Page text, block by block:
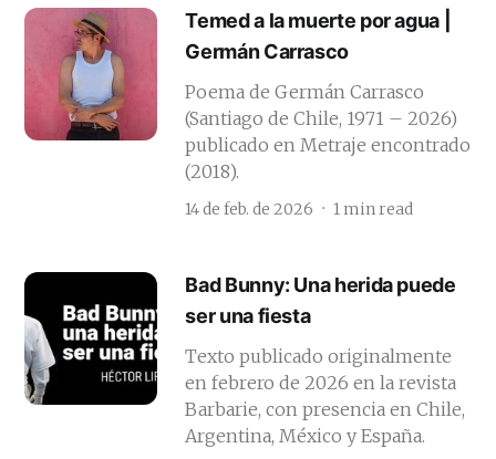
Temed a la muerte por agua |
Germán Carrasco
Poema de Germán Carrasco
(Santiago de Chile, 1971 – 2026)
publicado en Metraje encontrado
(2018).
14 de feb. de 2026 1 min read
Bad Bunny: Una herida puede
ser una fiesta
Texto publicado originalmente
en febrero de 2026 en la revista
Barbarie, con presencia en Chile,
Argentina, México y España.